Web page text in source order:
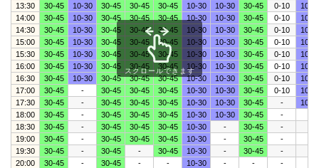
13:30
30-45 10-30 30-45 30-45 30-45 10-30 10-30 30-45 0-10
10-
14:00
30-45 10-30 30-45 30-45 30-45 10-30 10-30 30-45 0-10
10-
14:30
30-45 10-30 30-45 30-45 30-45 10-30 10-30 30-45 0-10
10-
15:00
30-45 10-30 30-45 30-45 30-45 10-30 10-30 30-45 0-10
10-
15:30
30-45 10-30 30-45 30-45 30-45 10-30 10-30 30-45 0-10
10-
16:00
30-45 10-30 30-45 30-45 30-45 10-30 10-30 30-45 0-10
10-
16:30
30-45 10-30 30-45 30-45 30-45 10-30 10-30 30-45 0-10
10-
17:00
30-45 - 30-45 30-45 30-45 10-30 10-30 30-45 0-10
10-
17:30
30-45 - 30-45 30-45 30-45 10-30 10-30 30-45 -
10-
18:00
30-45 - 30-45 30-45 30-45 10-30 10-30 30-45 -
18:30
30-45 - 30-45 30-45 30-45 10-30 - 30-45 -
19:00
30-45 - 30-45 30-45 30-45 10-30 - 30-45 -
19:30
30-45 - 30-45 - 30-45 10-30 - 30-45 -
20:00
30-45 - 30-45 - - 10-30 - - -
スクロールできます